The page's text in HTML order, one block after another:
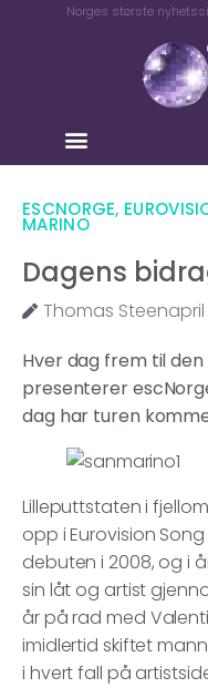
Norges største
ESCNORGE,
MARINO
Dagens
Thomas Steenapril
Hver dag frem til
presenterer
dag har turen
Lilleputtstaten i
opp i Eurovision
debuten i 2008, og i
sin låt og artist
år på rad med
imidlertid skiftet
i hvert fall på